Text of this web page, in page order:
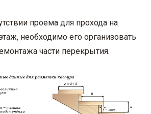
проема для прохода на
необходимо его организовать
части перекрытия.